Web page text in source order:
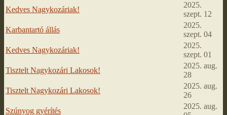
Kedves Nagykozáriak!
2025.
szept. 12
Karbantartó állás
2025.
szept. 04
Kedves Nagykozáriak!
2025.
szept. 01
Tisztelt Nagykozári Lakosok!
2025. aug.
28
Tisztelt Nagykozári Lakosok!
2025. aug.
26
Szúnyog gyérítés
2025. aug.